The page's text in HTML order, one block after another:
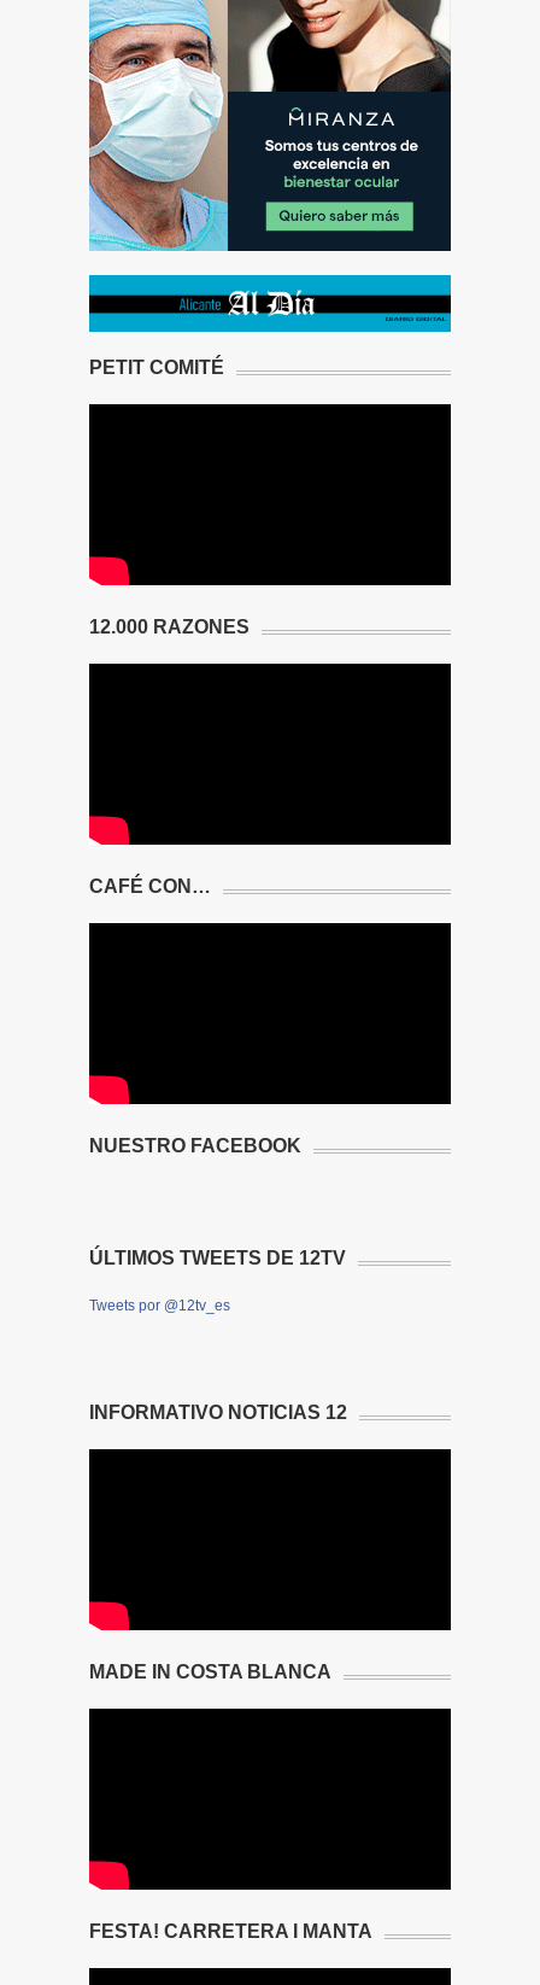
PETIT COMITÉ
12.000 RAZONES
CAFÉ CON…
NUESTRO FACEBOOK
ÚLTIMOS TWEETS DE 12TV
Tweets por @12tv_es
INFORMATIVO NOTICIAS 12
MADE IN COSTA BLANCA
FESTA! CARRETERA I MANTA